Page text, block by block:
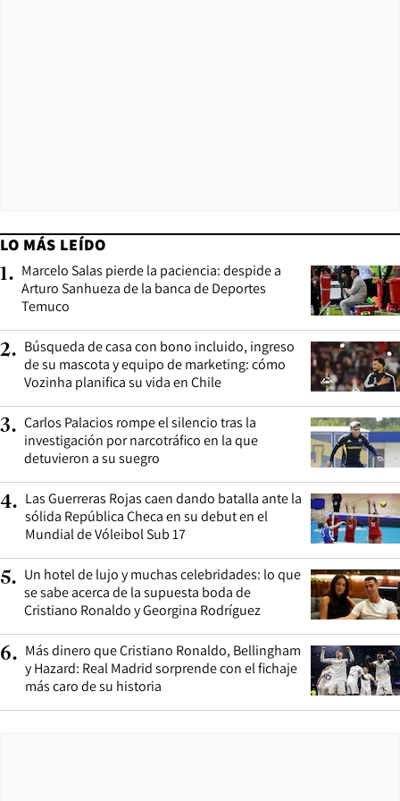
LO MÁS LEÍDO
1. Marcelo Salas pierde la paciencia: despide a
Arturo Sanhueza de la banca de Deportes
Temuco
2. Búsqueda de casa con bono incluido, ingreso
de su mascota y equipo de marketing: cómo
Vozinha planifica su vida en Chile
3. Carlos Palacios rompe el silencio tras la
investigación por narcotráfico en la que
detuvieron a su suegro
4. Las Guerreras Rojas caen dando batalla ante la
sólida República Checa en su debut en el
Mundial de Vóleibol Sub 17
5. Un hotel de lujo y muchas celebridades: lo que
se sabe acerca de la supuesta boda de
Cristiano Ronaldo y Georgina Rodríguez
6. Más dinero que Cristiano Ronaldo, Bellingham
y Hazard: Real Madrid sorprende con el fichaje
más caro de su historia